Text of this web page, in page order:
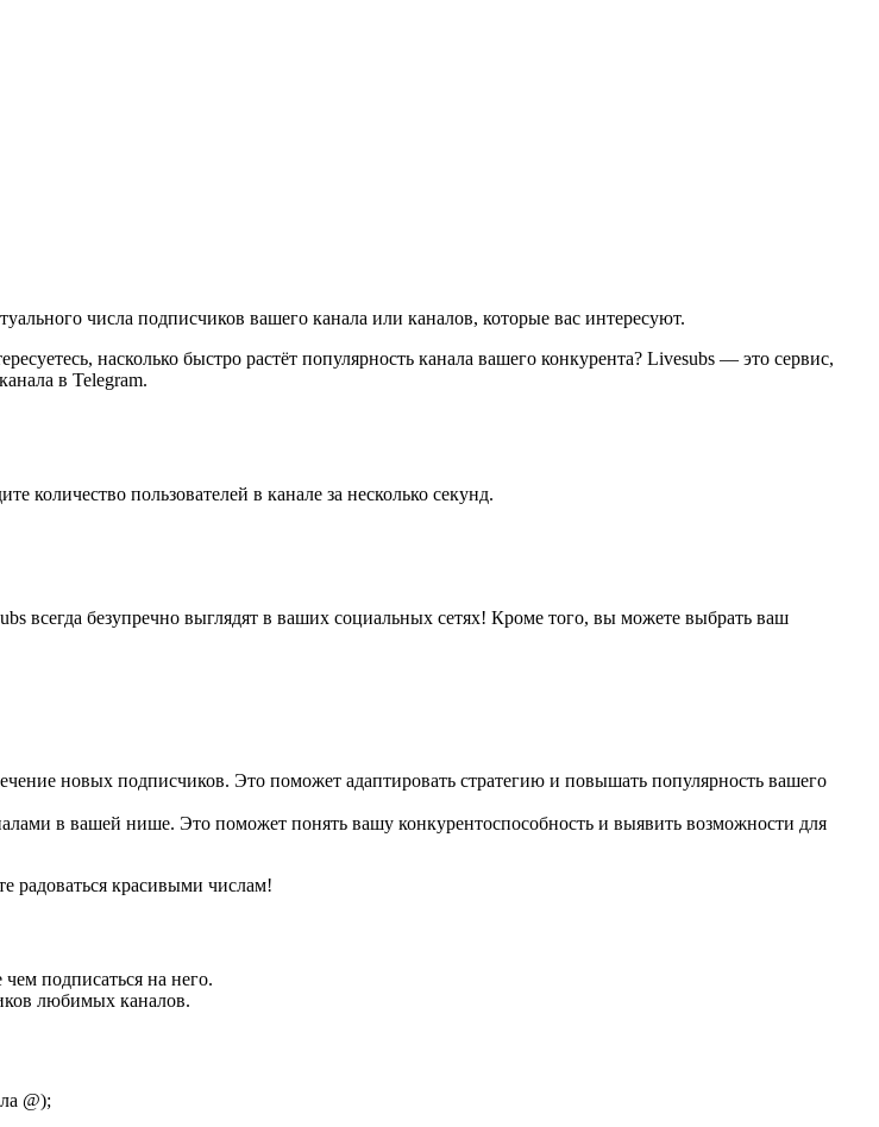
числа подписчиков вашего канала или каналов, которые вас интересуют.
насколько быстро растёт популярность канала вашего конкурента? Livesubs — это сервис,
в Telegram.
пользователей в канале за несколько секунд.
безупречно выглядят в ваших социальных сетях! Кроме того, вы можете выбрать ваш
новых подписчиков. Это поможет адаптировать стратегию и повышать популярность вашего
в вашей нише. Это поможет понять вашу конкурентоспособность и выявить возможности для
радоваться красивыми числам!
подписаться на него.
любимых каналов.
@);